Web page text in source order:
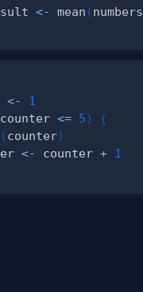
<- mean (numbers
<-
1
counter <= 5)
{
(counter)
<- counter + 1